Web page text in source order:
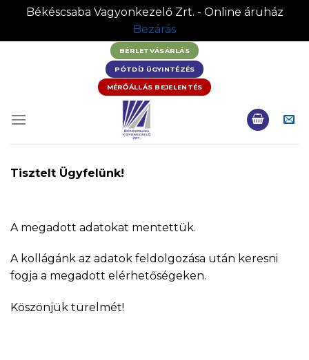
Békéscsaba Vagyonkezelő Zrt. - Online áruház
Bezárás
BÉRLETVÁSÁRLÁS
PÓTDÍJ ÜGYINTÉZÉS
MÉRŐÁLLÁS BEJELENTÉS
Tisztelt Ügyfelünk!
A megadott adatokat mentettük.
A kollágánk az adatok feldolgozása után keresni
fogja a megadott elérhetőségeken.
Köszönjük türelmét!